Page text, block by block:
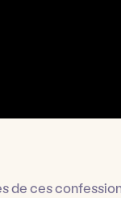
de ces